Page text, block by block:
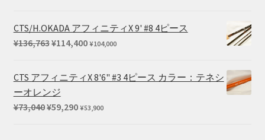
CTS/H.OKADA アフィニティX 9' #8 4ピース
¥136,763元
格
¥136,763
¥114,400現
の
¥104,000
CTS アフィニティX 8'6" #3 4ピース カラー：テネシ
ーオレンジ
¥73,040元
¥59,290現
¥53,900